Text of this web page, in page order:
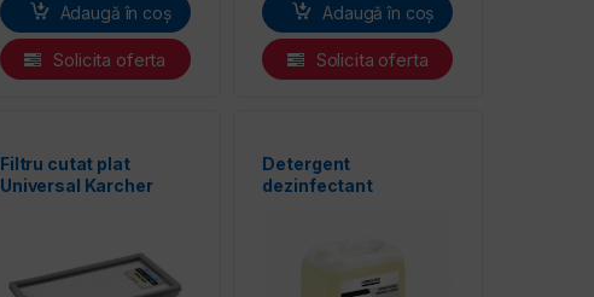
Adaugă în coș
Solicita oferta
Adaugă în coș
Solicita oferta
Filtru cutat plat
Universal Karcher
Detergent
dezinfectant